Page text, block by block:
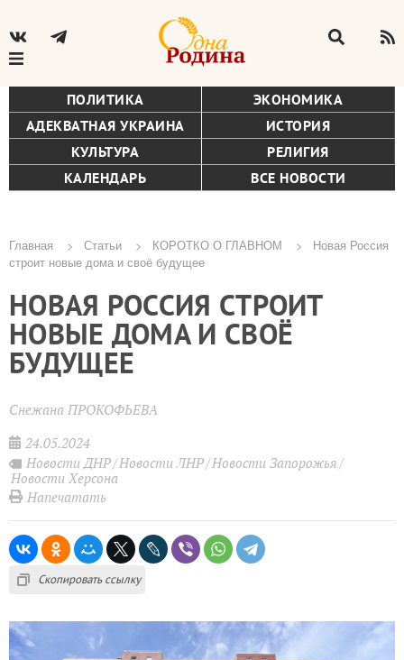
ПОЛИТИКА
ЭКОНОМИКА
АДЕКВАТНАЯ УКРАИНА
ИСТОРИЯ
КУЛЬТУРА
РЕЛИГИЯ
КАЛЕНДАРЬ
ВСЕ НОВОСТИ
Строка
навигации
Главная Статьи КОРОТКО О ГЛАВНОМ
Новая Россия
строит новые дома и своё будущее
НОВАЯ РОССИЯ СТРОИТ
НОВЫЕ ДОМА И СВОЁ
БУДУЩЕЕ
Снежана ПРОКОФЬЕВА
24.05.2024
Новости ДНР Новости ЛНР Новости Запорожья
Новости Херсона
Напечатать
Скопировать ссылку